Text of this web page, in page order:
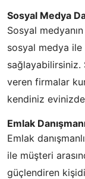
Sosyal Medya
Sosyal
sosyal medya ile
sağlayabilirsiniz.
veren firmalar
kendiniz
Emlak
Emlak
ile müşteri
güçlendiren